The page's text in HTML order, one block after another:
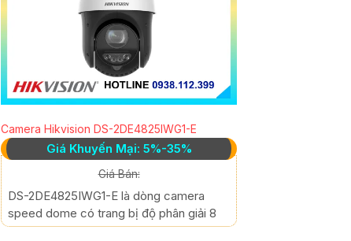
Camera Hikvision DS-2DE4825IWG1-E
Giá Khuyến Mại: 5%-35%
Giá Bán:
DS-2DE4825IWG1-E là dòng camera
speed dome có trang bị độ phân giải 8